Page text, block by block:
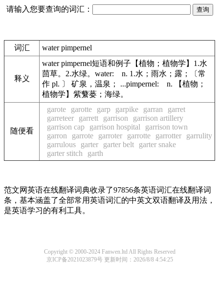
请输入您要查询的词汇：
词汇 water pimpernel
释义
water pimpernel短语和例子【植物；植物学】1.水
茴草。2.水绿。water: n. 1.水；雨水；露；〔常
作 pl. 〕 矿泉，温泉； ...pimpernel: n. 【植物；
植物学】紫蘩蒌；海绿。
随便看
garote garotte garp garpike garran
garret
garreteer
garrett garrison
garrison artillery
garrison cap
garrison hospital
garrison town
garron
garrote garroter garrotte garrotter
garrulity
garrulous
garter garter belt
garter snake
garter stitch
garth
范文网英语在线翻译词典收录了97856条英语词汇在线翻译词
条，基本涵盖了全部常用英语词汇的中英文双语翻译及用法，
是英语学习的有利工具。
Copyright © 2000-2024 Fanwen.ltd All Rights Reserved
京ICP备2021023879号更新时间：2026/8/8 4:54:25